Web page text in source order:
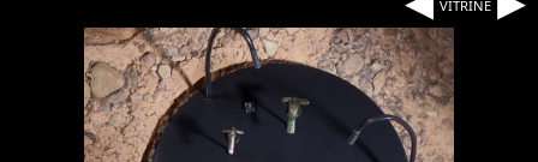
VITRINE